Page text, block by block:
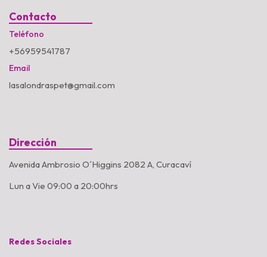
Contacto
Teléfono
+56959541787
Email
lasalondraspet@gmail.com
Dirección
Avenida Ambrosio O´Higgins 2082 A, Curacaví
Lun a Vie 09:00 a 20:00hrs
Redes Sociales